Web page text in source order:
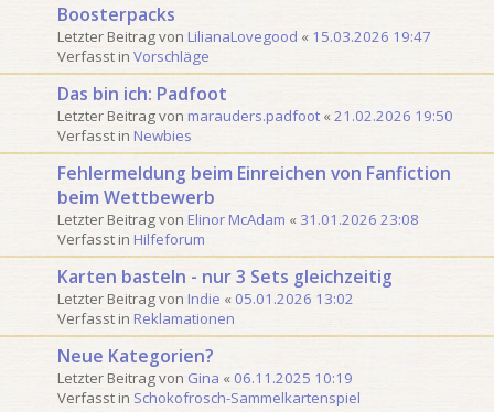
Boosterpacks
Letzter Beitrag von LilianaLovegood « 15.03.2026 19:47
Verfasst in Vorschläge
Das bin ich: Padfoot
Letzter Beitrag von marauders.padfoot «21.02.2026 19:50
Verfasst in Newbies
Fehlermeldung beim Einreichen von Fanfiction
beim Wettbewerb
Letzter Beitrag von Elinor McAdam « 31.01.2026 23:08
Verfasst in Hilfeforum
Karten basteln - nur 3 Sets gleichzeitig
Letzter Beitrag von Indie « 05.01.2026 13:02
Verfasst in Reklamationen
Neue Kategorien?
Letzter Beitrag von Gina « 06.11.2025 10:19
Verfasst in Schokofrosch-Sammelkartenspiel